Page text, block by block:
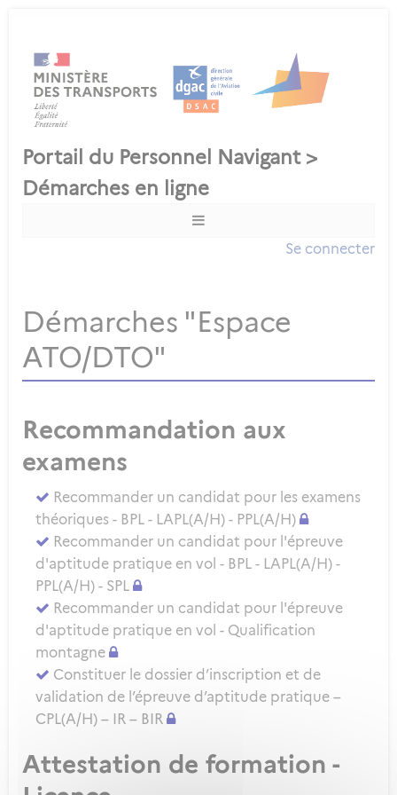
Se connecter
Démarches "Espace
ATO/DTO"
Recommandation aux
examens
Recommander un candidat pour les examens
théoriques - BPL - LAPL(A/H) - PPL(A/H)
Recommander un candidat pour l'épreuve
d'aptitude pratique en vol - BPL - LAPL(A/H) -
PPL(A/H) - SPL
Recommander un candidat pour l'épreuve
d'aptitude pratique en vol - Qualification
montagne
Constituer le dossier d’inscription et de
validation de l’épreuve d’aptitude pratique –
CPL(A/H) – IR – BIR
Attestation de formation -